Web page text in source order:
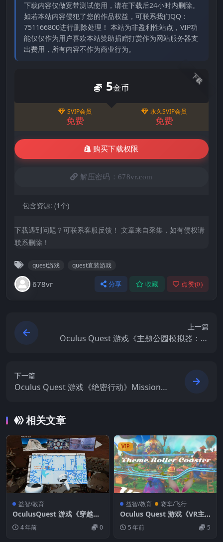
下载内容仅做宽带测试使用，请在下载后24小时内删除。
如若本站内容侵犯了您的作品权益，可联系我们QQ：
751166800进行删除处理！ 本站为非盈利性站点，VIP功
能仅仅作为用户喜欢本站赞助捐赠打赏作为网站服务器支
出费用，所有内容不作为商业行为。
下载
5金币
SVIP会员
免费
永久SVIP会员
免费
购买下载权限
解压密码：678vr.com
包含资源: (1个)
下载遇到问题？可联系客服反馈！ 文章来自采集，如有侵权请
联系删除！
quest游戏 quest直装游戏
678vr 分享 收藏 点赞(0)
上一篇
Oculus Quest 游戏《主题公园模拟器：过
下一篇
Oculus Quest 游戏《绝密行动》MissionX
相关文章
益智/教育
OculusQuest 游戏《穿越街
景VR》GoThru VR
4 年前 0
VIP
益智/教育 赛车/飞行
Oculus Quest 游戏《VR主
题过山车》Theme Roller C
oaster VR游戏
5 年前 5